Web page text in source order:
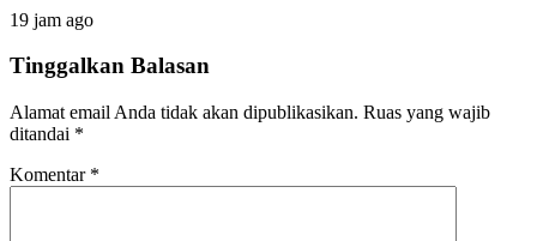
19 jam ago
Tinggalkan Balasan
Alamat email Anda tidak akan dipublikasikan. Ruas yang wajib
ditandai *
Komentar *